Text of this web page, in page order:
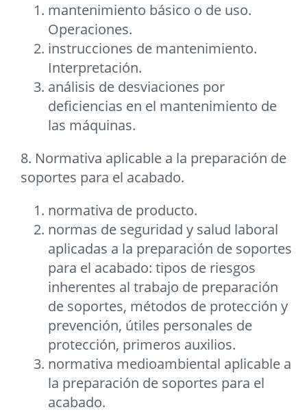
mantenimiento básico o de uso.
Operaciones.
instrucciones de mantenimiento.
Interpretación.
análisis de desviaciones por
deficiencias en el mantenimiento de
las máquinas.
8. Normativa aplicable a la preparación de
soportes para el acabado.
normativa de producto.
normas de seguridad y salud laboral
aplicadas a la preparación de soportes
para el acabado: tipos de riesgos
inherentes al trabajo de preparación
de soportes, métodos de protección y
prevención, útiles personales de
protección, primeros auxilios.
normativa medioambiental aplicable a
la preparación de soportes para el
acabado.